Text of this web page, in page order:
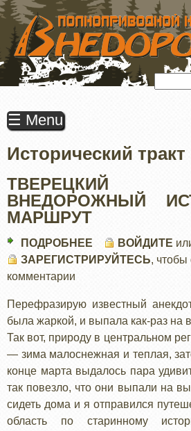
ПЕРЕЙТИ
ОСНОВНОМУ
СОДЕРЖАНИЮ
☰ Menu
Исторический тракт
ТВЕРЕЦКИЙ
ВНЕДОРОЖНЫЙ
МАРШРУТ
ПОДРОБНЕЕ
ТВЕРЕЦКИЙ
ИСТОРИЧЕСКИЙ
МАРШРУТ
ВОЙДИТЕ
ЗАРЕГИСТРИРУЙТЕСЬ, чтобы
комментарии
Перефразирую известный
была жаркой, и выпала как-раз на
Так вот, природу в центральном
— зима малоснежная и теплая,
конце марта выдалось пара
так повезло, что они выпали на
сидеть дома и я отправился
область по старинному